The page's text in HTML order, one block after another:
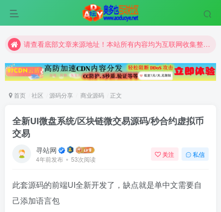
请查看底部文章来源地址！本站所有内容均为互联网收集整理和网友上传。仅限于学习研究，切勿用于商业用途。
请查看底部文章来源地址！本站所有内容均为互联网收集整理和网友上传。仅限于学习研究，切勿用于商业用途。
请查看底部文章来源地址！本站所有内容均为互联网收集整理和网友上传。仅限于学习研究，切勿用于商业用途。
首页 社区 源码分享 商业源码 正文
全新UI微盘系统/区块链微交易源码/秒合约虚拟币
交易
寻站网
4年前发布 53次阅读
关注 私信
此套源码的前端UI全新开发了，缺点就是单中文需要自
己添加语言包